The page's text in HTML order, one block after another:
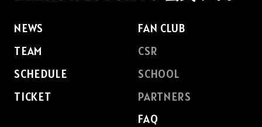
NEWS
TEAM
SCHEDULE
TICKET
FAN CLUB
CSR
SCHOOL
PARTNERS
FAQ